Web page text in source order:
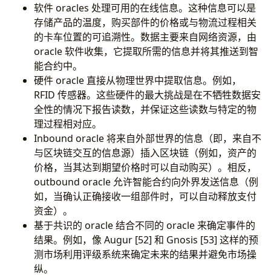
软件 oracles 处理可用的在线信息。这种信息可以是
存储产品的温度，购买部件的价格或与物流过程相关
的卡车位置的可追溯性。数据主要来自网络资源，由
oracle 软件收集，它提取所需的信息并将其推送到智
能合约中。
硬件 oracle 直接从物理世界中提取信息。例如，
RFID 传感器。这些硬件的最大挑战是在不牺牲数据安
全性的情况下报告读数，并保证这些读数与特定的物
理过程相对应。
Inbound oracle 将来自外部世界的信息（即，来自不
与区块链交互的信息源）插入区块链（例如，资产的
价格，当其达到期望价格时可以自动购买）。相反，
outbound oracle 允许智能合约向外界发送信息（例
如，当确认正确接收一组部件时，可以自动释放支付
资金）。
基于共识的 oracle 结合不同的 oracle 来确定事件的
结果。例如，像 Augur [52] 和 Gnosis [53] 这样的预
测市场利用评级系统来确定未来的结果并避免市场操
纵。